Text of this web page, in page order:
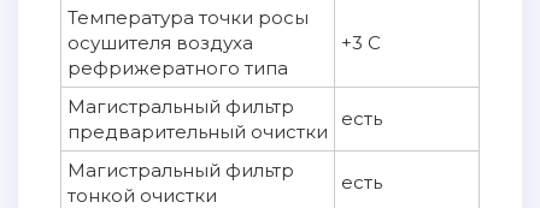
Температура точки росы
осушителя воздуха
рефрижератного типа
+3 С
Магистральный фильтр
предварительный очистки
есть
Магистральный фильтр
тонкой очистки
есть